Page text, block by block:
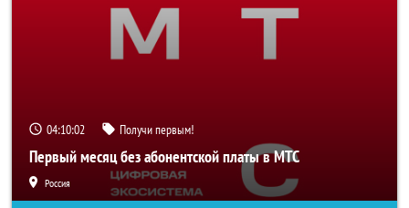
04:10:00 Получи первым!
Первый месяц без абонентской платы в МТС
Россия